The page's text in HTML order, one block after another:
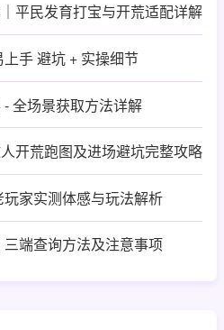
平民发育打宝与开荒适配详解
手 避坑 + 实操细节
全场景获取方法详解
开荒跑图及进场避坑完整攻略
家实测体感与玩法解析
端查询方法及注意事项